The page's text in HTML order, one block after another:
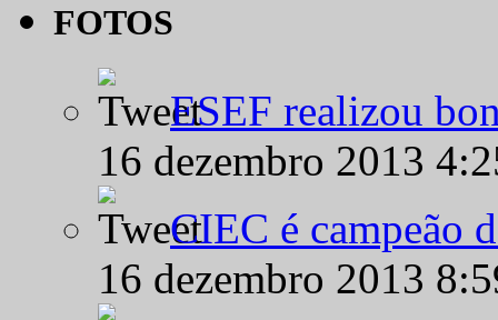
FOTOS
ESEF realizou
16 dezembro 2013
CIEC é campeão
16 dezembro 2013